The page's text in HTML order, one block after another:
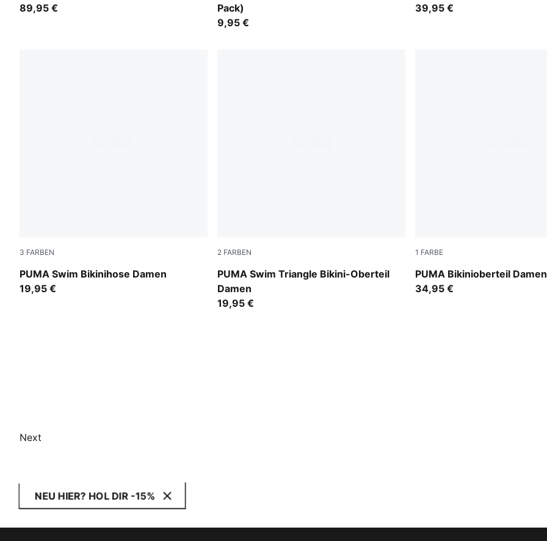
89,95 €
Pack)
9,95 €
39,95 €
3 FARBEN
PUMA Swim Bikinihose Damen
bright blue
19,95 €
2 FARBEN
PUMA Swim Triangle Bikini-Oberteil
Damen
black
19,95 €
1 FARBE
PUMA Bikinioberteil Damen
red / pink
34,95 €
Next
NEU HIER? HOL DIR -15%